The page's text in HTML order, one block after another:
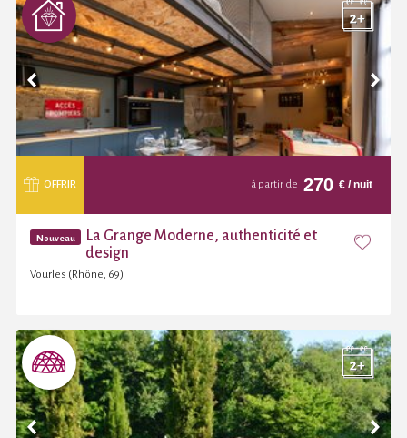
OFFRIR à partir de 270 € / nuit
Nouveau
La Grange Moderne, authenticité et
design
Vourles (Rhône, 69)